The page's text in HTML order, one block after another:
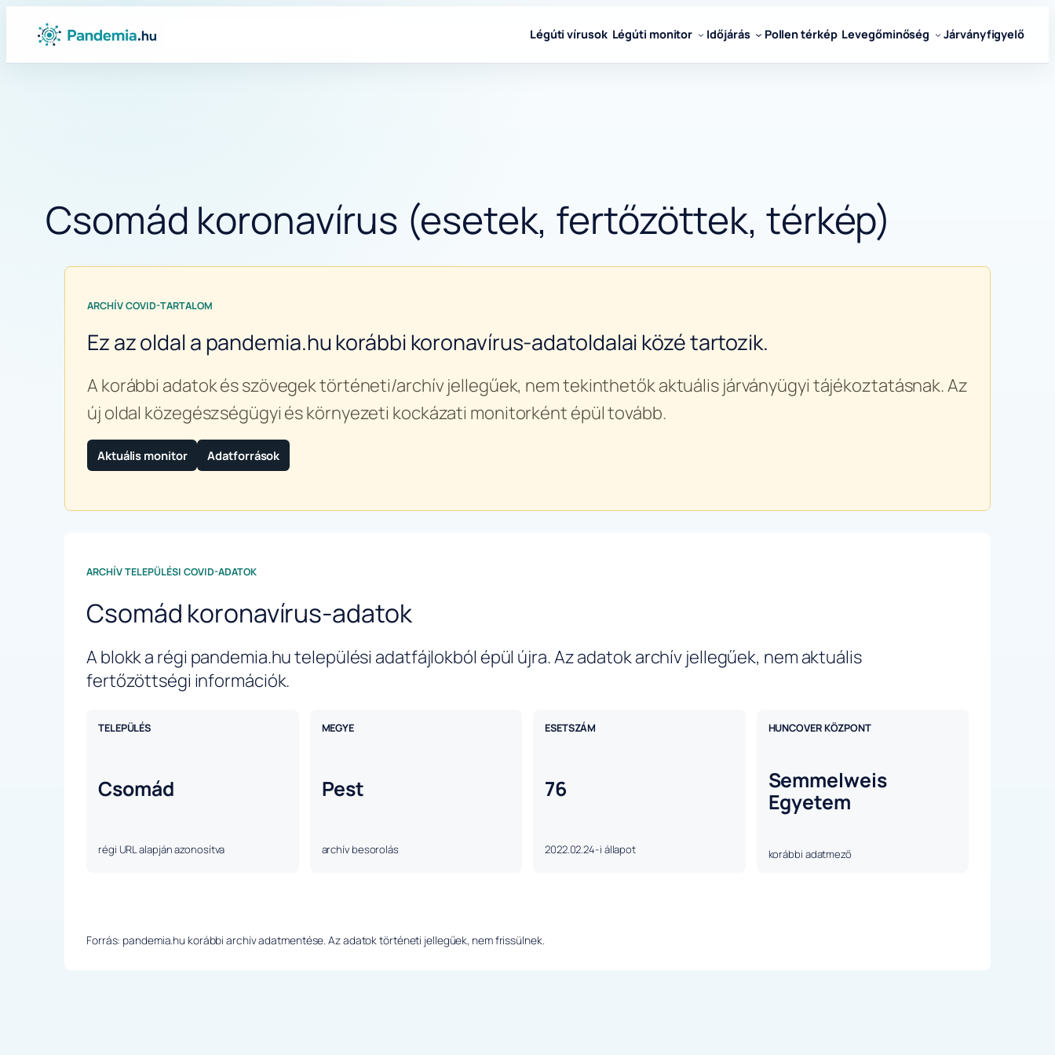
Ugrás
tartalomhoz
Légúti vírusok Légúti monitor Időjárás Pollen térkép Levegőminőség Járványfigyelő
Csomád koronavírus (esetek, fertőzöttek, térkép)
ARCHÍV COVID-TARTALOM
Ez az oldal a pandemia.hu korábbi koronavírus-adatoldalai közé tartozik.
A korábbi adatok és szövegek történeti/archív jellegűek, nem tekinthetők aktuális járványügyi tájékoztatásnak. Az
új oldal közegészségügyi és környezeti kockázati monitorként épül tovább.
Aktuális monitor Adatforrások
ARCHÍV TELEPÜLÉSI COVID-ADATOK
Csomád koronavírus-adatok
A blokk a régi pandemia.hu települési adatfájlokból épül újra. Az adatok archív jellegűek, nem aktuális
fertőzöttségi információk.
TELEPÜLÉS
Csomád
régi URL alapján azonosítva
MEGYE
Pest
archív besorolás
ESETSZÁM
76
2022.02.24-i állapot
HUNCOVER KÖZPONT
Semmelweis
Egyetem
korábbi adatmező
Forrás: pandemia.hu korábbi archív adatmentése. Az adatok történeti jellegűek, nem frissülnek.